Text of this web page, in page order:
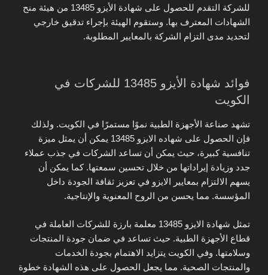
للشركة التقدم للحصول على شهادة الأيزو 13485 من هيئة منح
الشهادات المعترف بها. وستقوم الهيئة بإجراء تدقيق خارجي
لتحديد مدى التزام الشركة بالمعايير المطلوبة.
فوائد شهادة الأيزو 13485 للشركات في
الكويت
تشهد صناعة الأجهزة الطبية نموًا مستمرًا في الكويت. ولذلك
فإن الحصول على شهاده الايزو 13485 يمكن أن يمثل ميزة
تنافسية كبيرة، حيث يمكن أن تساعد الشركات في جذب عملاء
جدد وزيادة إيراداتها من خلال تحسين سمعتها. كما يمكن أن
يسهم الالتزام بمعايير الايزو في تعزيز ثقافة الجودة داخل
المؤسسة. مما يحسن من الروح المعنوية والإنتاجية.
تمثل شهادة الايزو 13485 معلمة بارزة للشركات العاملة في
قطاع الأجهزة الطبية. حيث تساعد في ضمان جودة المنتجات
وسلامتها. وفي الكويت يتزايد الاهتمام بجودة الخدمات
والمنتجات الصحية. مما يجعل الحصول على هذه الشهادة خطوة